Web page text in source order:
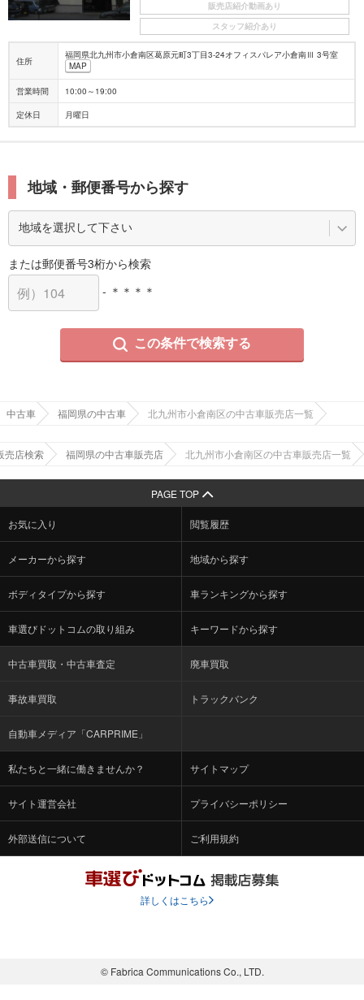
販売店紹介動画あり
スタッフ紹介あり
住所
福岡県北九州市小倉南区葛原元町3丁目3-24オフィスパレア小倉南Ⅲ 3号室
MAP
営業時間 10:00～19:00
定休日 月曜日
地域・郵便番号から探す
または郵便番号3桁から検索
- ＊＊＊＊
この条件で検索する
中古車 福岡県の中古車 北九州市小倉南区の中古車販売店一覧
売店検索 福岡県の中古車販売店 北九州市小倉南区の中古車販売店一覧
PAGE TOP
お気に入り 閲覧履歴
メーカーから探す 地域から探す
ボディタイプから探す 車ランキングから探す
車選びドットコムの取り組み キーワードから探す
中古車買取・中古車査定 廃車買取
事故車買取 トラックバンク
自動車メディア「CARPRIME」
私たちと一緒に働きませんか？ サイトマップ
サイト運営会社 プライバシーポリシー
外部送信について ご利用規約
詳しくはこちら
© Fabrica Communications Co., LTD.